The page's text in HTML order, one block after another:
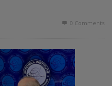
0 Comments